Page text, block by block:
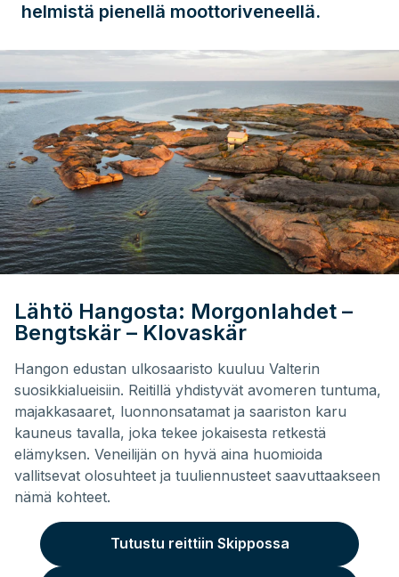
helmistä pienellä moottoriveneellä.
Lähtö Hangosta: Morgonlahdet –
Bengtskär – Klovaskär
Hangon edustan ulkosaaristo kuuluu Valterin
suosikkialueisiin. Reitillä yhdistyvät avomeren tuntuma,
majakkasaaret, luonnonsatamat ja saariston karu
kauneus tavalla, joka tekee jokaisesta retkestä
elämyksen. Veneilijän on hyvä aina huomioida
vallitsevat olosuhteet ja tuuliennusteet saavuttaakseen
nämä kohteet.
Tutustu reittiin Skippossa